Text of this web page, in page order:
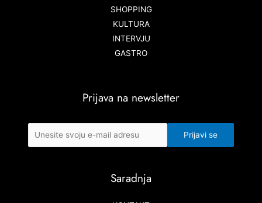
SHOPPING
KULTURA
INTERVJU
GASTRO
Prijava na newsletter
Saradnja